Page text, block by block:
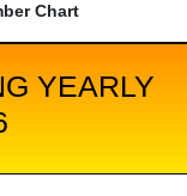
Chart
YEARLY